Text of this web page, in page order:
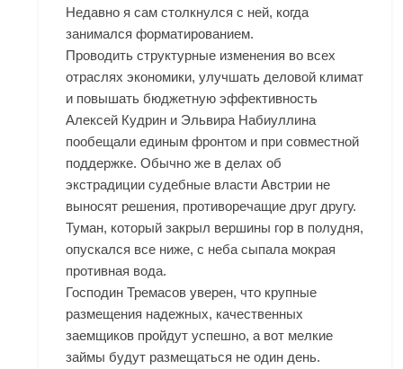
Недавно я сам столкнулся с ней, когда
занимался форматированием.
Проводить структурные изменения во всех
отраслях экономики, улучшать деловой климат
и повышать бюджетную эффективность
Алексей Кудрин и Эльвира Набиуллина
пообещали единым фронтом и при совместной
поддержке. Обычно же в делах об
экстрадиции судебные власти Австрии не
выносят решения, противоречащие друг другу.
Туман, который закрыл вершины гор в полудня,
опускался все ниже, с неба сыпала мокрая
противная вода.
Господин Тремасов уверен, что крупные
размещения надежных, качественных
заемщиков пройдут успешно, а вот мелкие
займы будут размещаться не один день.